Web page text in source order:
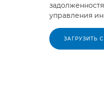
управления
ЗАГРУЗИТЬ